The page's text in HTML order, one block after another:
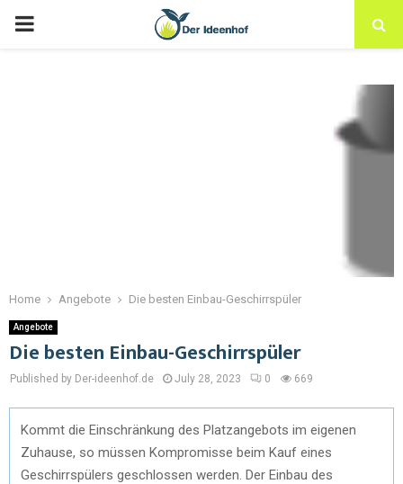
Home Angebote Die besten Einbau-Geschirrspüler
Angebote
Die besten Einbau-Geschirrspüler
Published by Der-ideenhof.de July 28, 2023 0 669
Kommt die Einschränkung des Platzangebots im eigenen
Zuhause, so müssen Kompromisse beim Kauf eines
Geschirrspülers geschlossen werden. Der Einbau des